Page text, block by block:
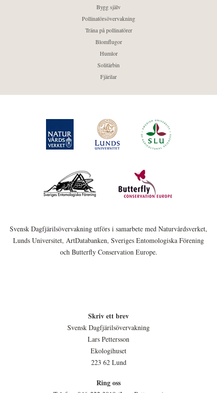
Bygg själv
Pollinatörsövervakning
Träna på pollinatörer
Blomflugor
Humlor
Solitärbin
Fjärilar
Svensk Dagfjärilsövervakning utförs i samarbete med Naturvårdsverket,
Lunds Universitet, ArtDatabanken, Sveriges Entomologiska Förening
och Butterfly Conservation Europe.
Skriv ett brev
Svensk Dagfjärilsövervakning
Lars Pettersson
Ekologihuset
223 62 Lund
Ring oss